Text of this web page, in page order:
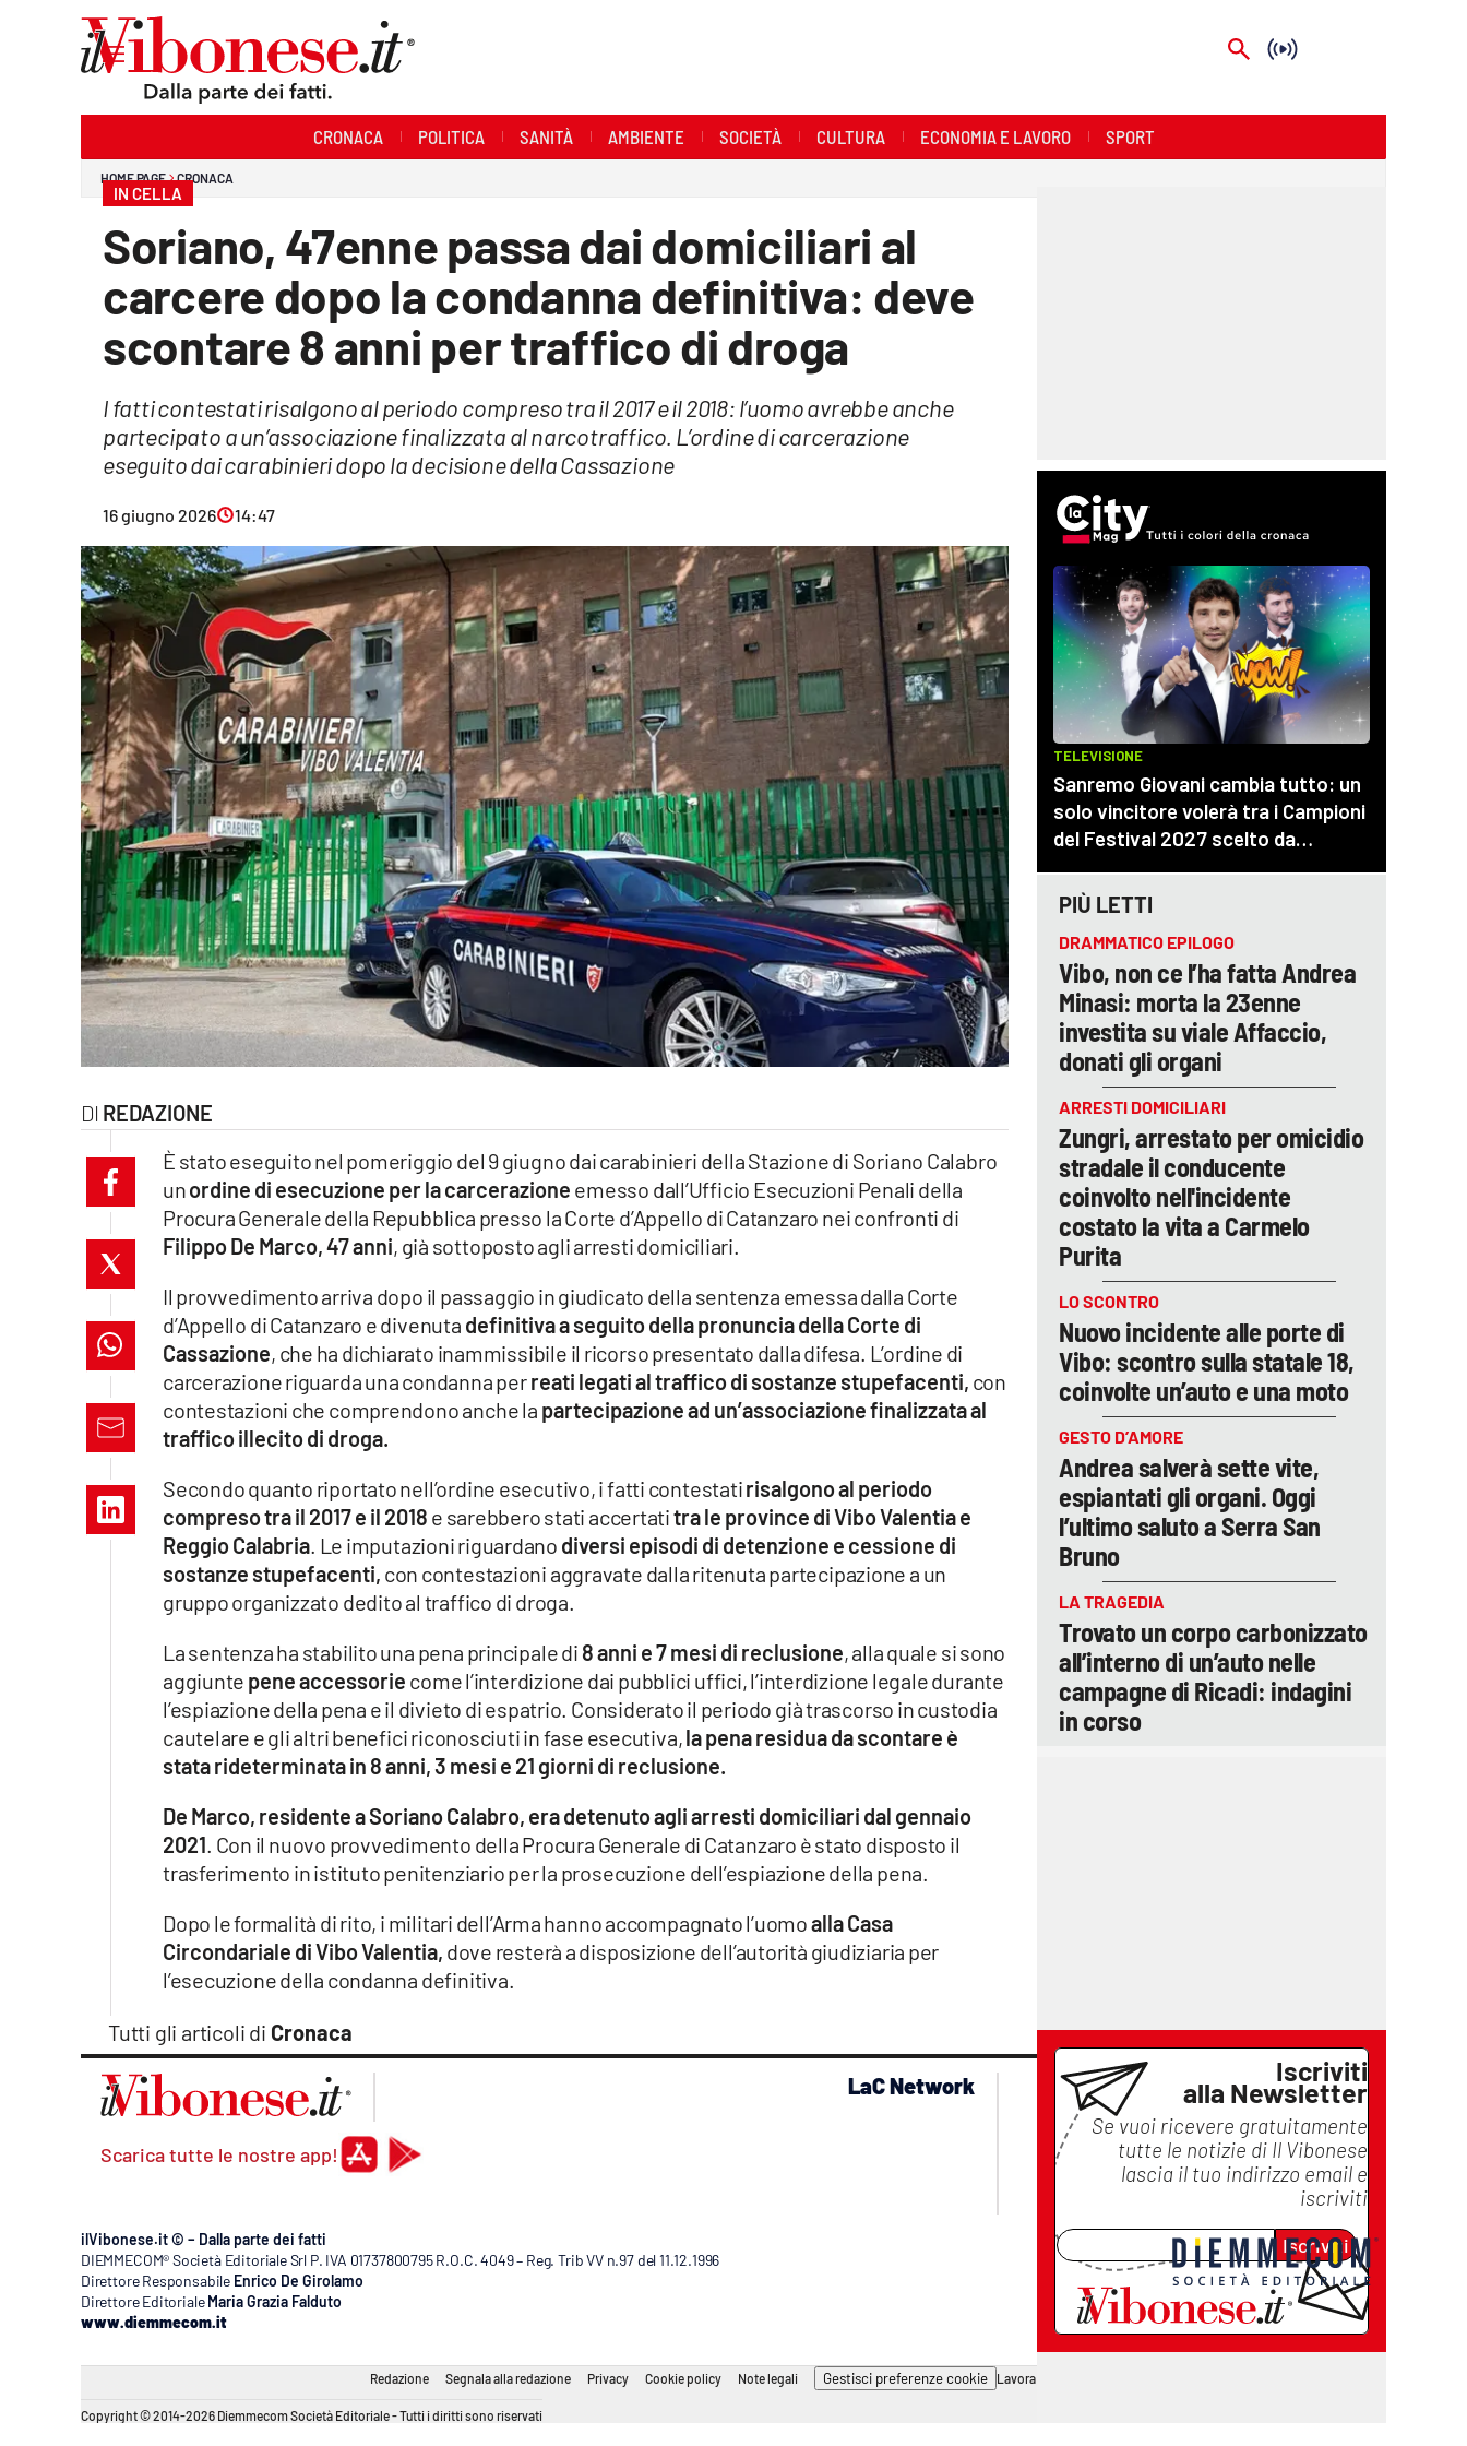
Streaming
Lac Network
cosenzachannel.it
catanzarochannel.it
lacapitalenews.it
Vai
CRONACA POLITICA SANITÀ AMBIENTE SOCIETÀ CULTURA ECONOMIA E LAVORO SPORT
HOME PAGE CRONACA
IN CELLA
Soriano, 47enne passa dai domiciliari al
carcere dopo la condanna definitiva: deve
scontare 8 anni per traffico di droga
I fatti contestati risalgono al periodo compreso tra il 2017 e il 2018: l’uomo avrebbe anche
partecipato a un’associazione finalizzata al narcotraffico. L’ordine di carcerazione
eseguito dai carabinieri dopo la decisione della Cassazione
16 giugno 2026 14:47
REDAZIONE
Tutti gli articoli di Cronaca
È stato eseguito nel pomeriggio del 9 giugno dai carabinieri della Stazione di Soriano Calabro
unordine di esecuzione per la carcerazione emesso dall’Ufficio Esecuzioni Penali della
Procura Generale della Repubblica presso la Corte d’Appello di Catanzaro nei confronti di
Filippo De Marco, 47 anni, già sottoposto agli arresti domiciliari.
Il provvedimento arriva dopo il passaggio in giudicato della sentenza emessa dalla Corte
d’Appello di Catanzaro e divenuta definitiva a seguito della pronuncia della Corte di
Cassazione, che ha dichiarato inammissibile il ricorso presentato dalla difesa. L’ordine di
carcerazione riguarda una condanna perreati legati al traffico di sostanze stupefacenti, con
contestazioni che comprendono anche la partecipazione ad un’associazione finalizzata al
traffico illecito di droga.
Secondo quanto riportato nell’ordine esecutivo, i fatti contestatirisalgono al periodo
compreso tra il 2017 e il 2018 e sarebbero stati accertatitra le province di Vibo Valentia e
Reggio Calabria. Le imputazioni riguardano diversi episodi di detenzione e cessione di
sostanze stupefacenti, con contestazioni aggravate dalla ritenuta partecipazione a un
gruppo organizzato dedito al traffico di droga.
La sentenza ha stabilito una pena principale di 8 anni e 7 mesi di reclusione, alla quale si sono
aggiunte pene accessorie come l’interdizione dai pubblici uffici, l’interdizione legale durante
l’espiazione della pena e il divieto di espatrio. Considerato il periodo già trascorso in custodia
cautelare e gli altri benefici riconosciuti in fase esecutiva,la pena residua da scontare è
stata rideterminata in 8 anni, 3 mesi e 21 giorni di reclusione.
De Marco, residente a Soriano Calabro, era detenuto agli arresti domiciliari dal gennaio
2021. Con il nuovo provvedimento della Procura Generale di Catanzaro è stato disposto il
trasferimento in istituto penitenziario per la prosecuzione dell’espiazione della pena.
Dopo le formalità di rito, i militari dell’Arma hanno accompagnato l’uomoalla Casa
Circondariale di Vibo Valentia, dove resterà a disposizione dell’autorità giudiziaria per
l’esecuzione della condanna definitiva.
PIÙ LETTI
DRAMMATICO EPILOGO
Vibo, non ce l’ha fatta Andrea
Minasi: morta la 23enne
investita su viale Affaccio,
donati gli organi
ARRESTI DOMICILIARI
Zungri, arrestato per omicidio
stradale il conducente
coinvolto nell'incidente
costato la vita a Carmelo
Purita
LO SCONTRO
Nuovo incidente alle porte di
Vibo: scontro sulla statale 18,
coinvolte un’auto e una moto
GESTO D’AMORE
Andrea salverà sette vite,
espiantati gli organi. Oggi
l’ultimo saluto a Serra San
Bruno
LA TRAGEDIA
Trovato un corpo carbonizzato
all’interno di un’auto nelle
campagne di Ricadi: indagini
in corso
Iscriviti
alla Newsletter
Se vuoi ricevere gratuitamente
tutte le notizie di Il Vibonese
lascia il tuo indirizzo email e
iscriviti
Iscriviti
Scarica tutte le nostre app!
LaC Network
lacplay.it
lactv.it
laconair.it
lacitymag.it
lacapitalenews.it
ilreggino.it
cosenzachannel.it
catanzarochannel.it
ilVibonese.it © – Dalla parte dei fatti
DIEMMECOM® Società Editoriale Srl P. IVA 01737800795 R.O.C. 4049 – Reg. Trib VV n.97 del 11.12.1996
Direttore Responsabile Enrico De Girolamo
Direttore Editoriale Maria Grazia Falduto
www.diemmecom.it
Redazione Segnala alla redazione Privacy Cookie policy Note legali Gestisci preferenze cookie Lavora con noi
Copyright © 2014-2026 Diemmecom Società Editoriale - Tutti i diritti sono riservati